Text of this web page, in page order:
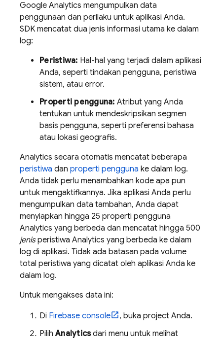
Google Analytics mengumpulkan data
penggunaan dan perilaku untuk aplikasi Anda.
SDK mencatat dua jenis informasi utama ke dalam
log:
Peristiwa: Hal-hal yang terjadi dalam aplikasi
Anda, seperti tindakan pengguna, peristiwa
sistem, atau error.
Properti pengguna: Atribut yang Anda
tentukan untuk mendeskripsikan segmen
basis pengguna, seperti preferensi bahasa
atau lokasi geografis.
Analytics secara otomatis mencatat beberapa
peristiwa dan properti pengguna ke dalam log.
Anda tidak perlu menambahkan kode apa pun
untuk mengaktifkannya. Jika aplikasi Anda perlu
mengumpulkan data tambahan, Anda dapat
menyiapkan hingga 25 properti pengguna
Analytics yang berbeda dan mencatat hingga 500
jenisperistiwa Analytics yang berbeda ke dalam
log di aplikasi. Tidak ada batasan pada volume
total peristiwa yang dicatat oleh aplikasi Anda ke
dalam log.
Untuk mengakses data ini:
Di Firebase console
, buka project Anda.
PilihAnalyticsdari menu untuk melihat